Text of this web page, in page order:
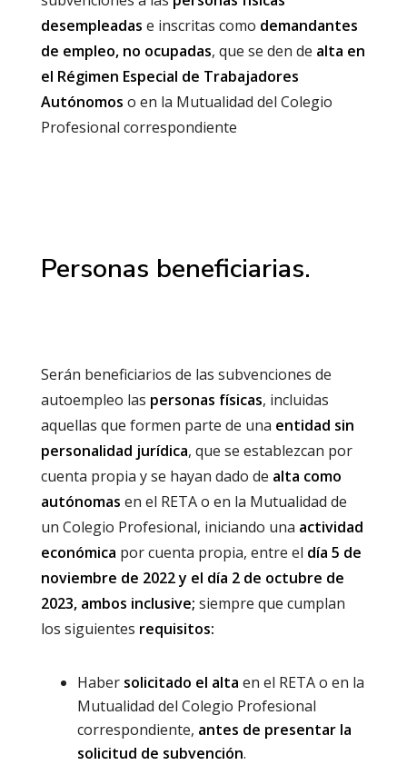
desempleadas e inscritas como demandantes
de empleo, no ocupadas, que se den de alta en
el Régimen Especial de Trabajadores
Autónomos o en la Mutualidad del Colegio
Profesional correspondiente
Personas beneficiarias.
Serán beneficiarios de las subvenciones de
autoempleo las personas físicas, incluidas
aquellas que formen parte de una entidad sin
personalidad jurídica, que se establezcan por
cuenta propia y se hayan dado de alta como
autónomas en el RETA o en la Mutualidad de
un Colegio Profesional, iniciando una actividad
económica por cuenta propia, entre el día 5 de
noviembre de 2022 y el día 2 de octubre de
2023, ambos inclusive; siempre que cumplan
los siguientes requisitos:
Haber solicitado el alta en el RETA o en la
Mutualidad del Colegio Profesional
correspondiente, antes de presentar la
solicitud de subvención.